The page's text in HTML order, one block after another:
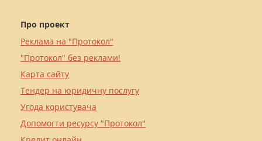
Про проект
Реклама на "Протокол"
"Протокол" без реклами!
Карта сайту
Тендер на юридичну послугу
Угода користувача
Допомогти ресурсу "Протокол"